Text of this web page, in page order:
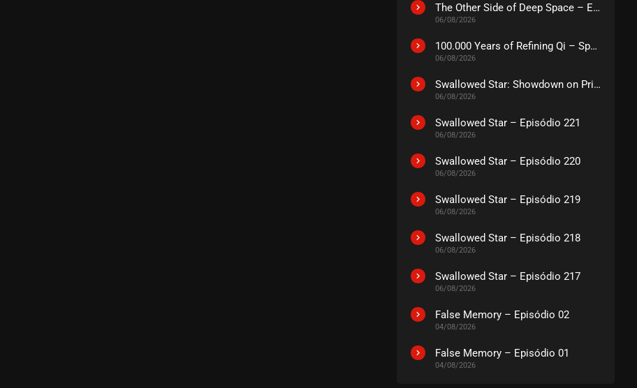
ASSISTIDO
EPISÓDIO 193
EPISÓDIO 192
julho 21, 2026
julho 21, 2026
EPISÓDIO 188
The Other Side of Deep Space – Episódio 14
06/08/2026
100.000 Years of Refining Qi – Special
06/08/2026
Swallowed Star: Showdown on Primeval Star – O Filme
06/08/2026
Swallowed Star – Episódio 221
06/08/2026
Swallowed Star – Episódio 220
06/08/2026
Swallowed Star – Episódio 219
06/08/2026
Swallowed Star – Episódio 218
06/08/2026
Swallowed Star – Episódio 217
06/08/2026
False Memory – Episódio 02
04/08/2026
False Memory – Episódio 01
04/08/2026